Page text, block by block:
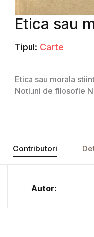
Etica sau
Tipul: Carte
Etica sau morala
Notiuni de filosofie
Contributori
Autor: